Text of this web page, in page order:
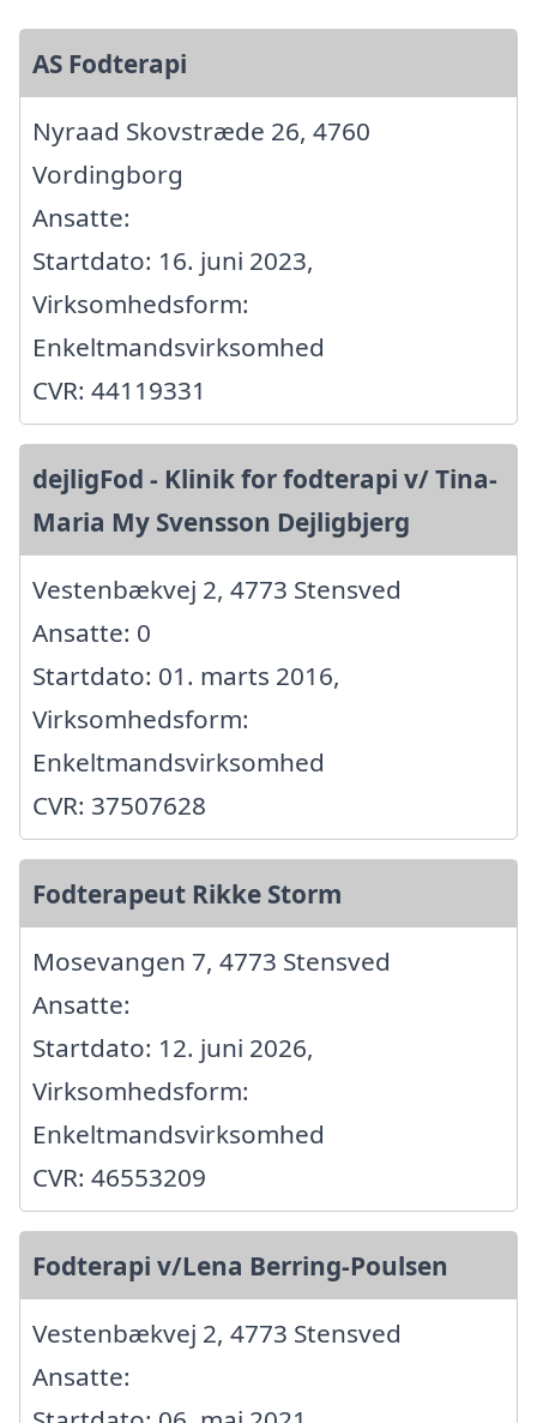
AS Fodterapi
Nyraad Skovstræde 26, 4760
Vordingborg
Ansatte:
Startdato: 16. juni 2023,
Virksomhedsform:
Enkeltmandsvirksomhed
CVR: 44119331
dejligFod - Klinik for fodterapi v/ Tina-
Maria My Svensson Dejligbjerg
Vestenbækvej 2, 4773 Stensved
Ansatte: 0
Startdato: 01. marts 2016,
Virksomhedsform:
Enkeltmandsvirksomhed
CVR: 37507628
Fodterapeut Rikke Storm
Mosevangen 7, 4773 Stensved
Ansatte:
Startdato: 12. juni 2026,
Virksomhedsform:
Enkeltmandsvirksomhed
CVR: 46553209
Fodterapi v/Lena Berring-Poulsen
Vestenbækvej 2, 4773 Stensved
Ansatte: